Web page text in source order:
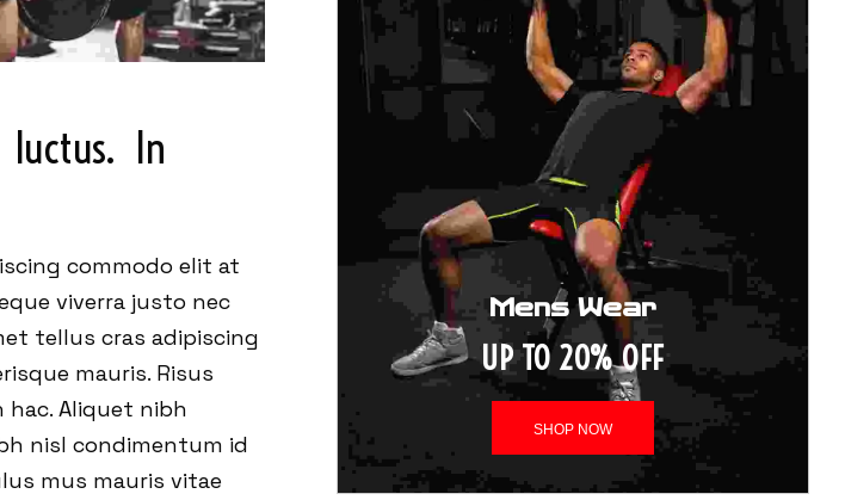
In
commodo elit at
viverra justo nec
tellus cras adipiscing
mauris. Risus
Aliquet nibh
nisl condimentum id
mus mauris vitae
Mens Wear
UP TO 20% OFF
SHOP NOW